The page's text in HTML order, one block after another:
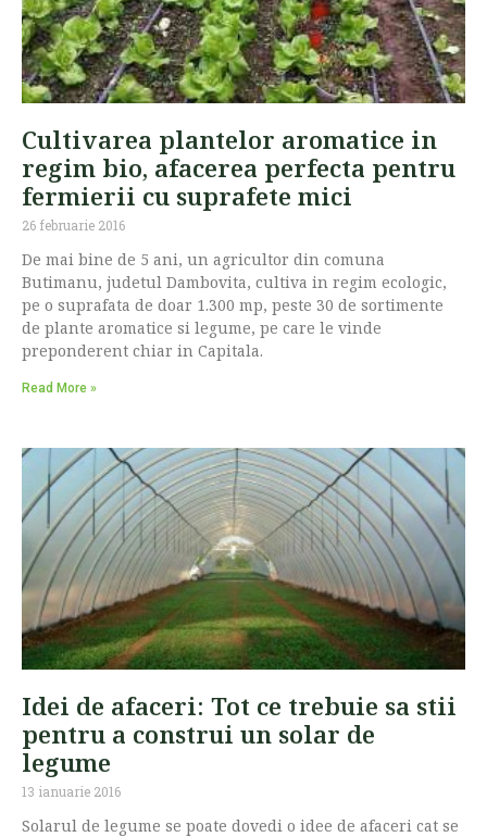
Cultivarea plantelor aromatice in
regim bio, afacerea perfecta pentru
fermierii cu suprafete mici
26 februarie 2016
De mai bine de 5 ani, un agricultor din comuna
Butimanu, judetul Dambovita, cultiva in regim ecologic,
pe o suprafata de doar 1.300 mp, peste 30 de sortimente
de plante aromatice si legume, pe care le vinde
preponderent chiar in Capitala.
Read More »
Idei de afaceri: Tot ce trebuie sa stii
pentru a construi un solar de
legume
13 ianuarie 2016
Solarul de legume se poate dovedi o idee de afaceri cat se